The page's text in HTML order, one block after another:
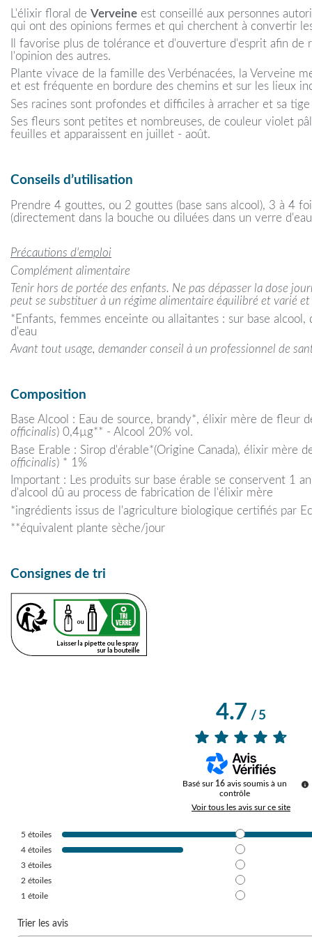
L'élixir floral de Verveine est conseillé aux personnes
qui ont des opinions fermes et qui cherchent à convertir
Il favorise plus de tolérance et d'ouverture d'esprit afin de
l'opinion des autres.
Plante vivace de la famille des Verbénacées, la Verveine
et est fréquente en bordure des chemins et sur les lieux
Ses racines sont profondes et difficiles à arracher et sa
Ses fleurs sont petites et nombreuses, de couleur violet
feuilles et apparaissent en juillet - août.
Conseils d’utilisation
Prendre 4 gouttes, ou 2 gouttes (base sans alcool), 3 à 4
(directement dans la bouche ou diluées dans un verre
Précautions d'emploi
Complément alimentaire
Tenir hors de portée des enfants. Ne pas dépasser la dose
peut se substituer à un régime alimentaire équilibré et varié et
*Enfants, femmes enceinte ou allaitantes : sur base alcool,
d'eau
Avant tout usage, demander conseil à un professionnel de
Composition
Base Alcool : Eau de source, brandy*, élixir mère de fleur
officinalis) 0,4µg** - Alcool 20% vol.
Base Erable : Sirop d'érable*(Origine Canada), élixir mère
officinalis) * 1%
Important : Les produits sur base érable se conservent 1
d'alcool dû au process de fabrication de l'élixir mère
*ingrédients issus de l'agriculture biologique certifiés par
**équivalent plante sèche/jour
Consignes de tri
4.7/ 5
Basé sur 16 avis soumis à un
contrôle
Voir tous les avis sur ce site
5 étoiles
4 étoiles
3 étoiles
2 étoiles
1 étoile
Trier les avis